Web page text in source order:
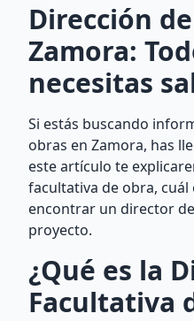
Dirección
Zamora:
necesitas
Si estás buscando
obras en Zamora, has
este artículo te
facultativa de obra,
encontrar un director
proyecto.
¿Qué es la
Facultativa